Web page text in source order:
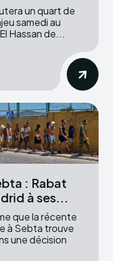
un quart de
samedi au
Hassan de...
: Rabat
à ses...
que la récente
à Sebta trouve
une décision